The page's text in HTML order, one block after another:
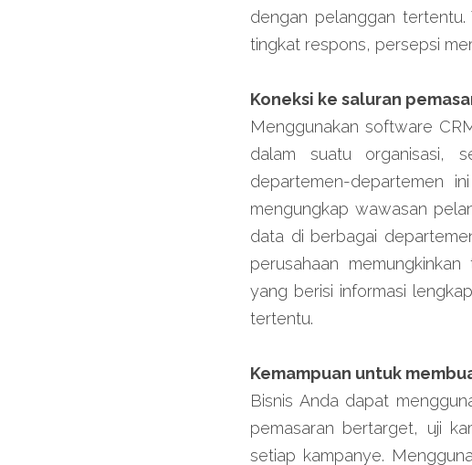
dengan pelanggan tertentu.
tingkat respons, persepsi
Koneksi ke saluran
Menggunakan software
dalam suatu organisasi,
departemen-departemen
mengungkap wawasan
data di berbagai
perusahaan
yang berisi informasi
tertentu.
Kemampuan untuk
Bisnis Anda dapat
pemasaran bertarget, uji
setiap kampanye.